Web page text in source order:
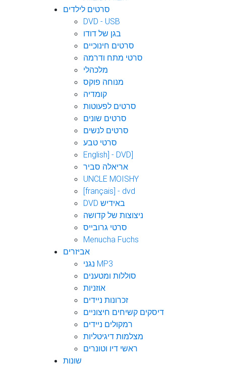
סרטים לילדים
DVD - USB
בגן של דודו
סרטים חינוכיים
סרטי מתח ודרמה
מלכהלי
מנוחה פוקס
קומדיה
סרטים לפעוטות
סרטים שונים
סרטים לנשים
סרטי טבע
English] - DVD]
אריאלה סביר
UNCLE MOISHY
[français] - dvd
DVD באידיש
ניצוצות של קדושה
סרטי גרובייס
Menucha Fuchs
אביזרים
נגני MP3
סוללות ומטענים
אוזניות
זכרונות ניידים
דיסקים קשיחים חיצוניים
רמקולים ניידים
מצלמות דיגיטליות
ראשי דיו וטונרים
שונות